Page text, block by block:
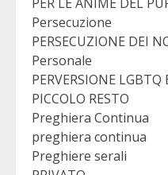
Persecuzione
PERSECUZIONE DEI
Personale
PERVERSIONE LGBTQ
PICCOLO RESTO
Preghiera Continua
preghiera continua
Preghiere serali